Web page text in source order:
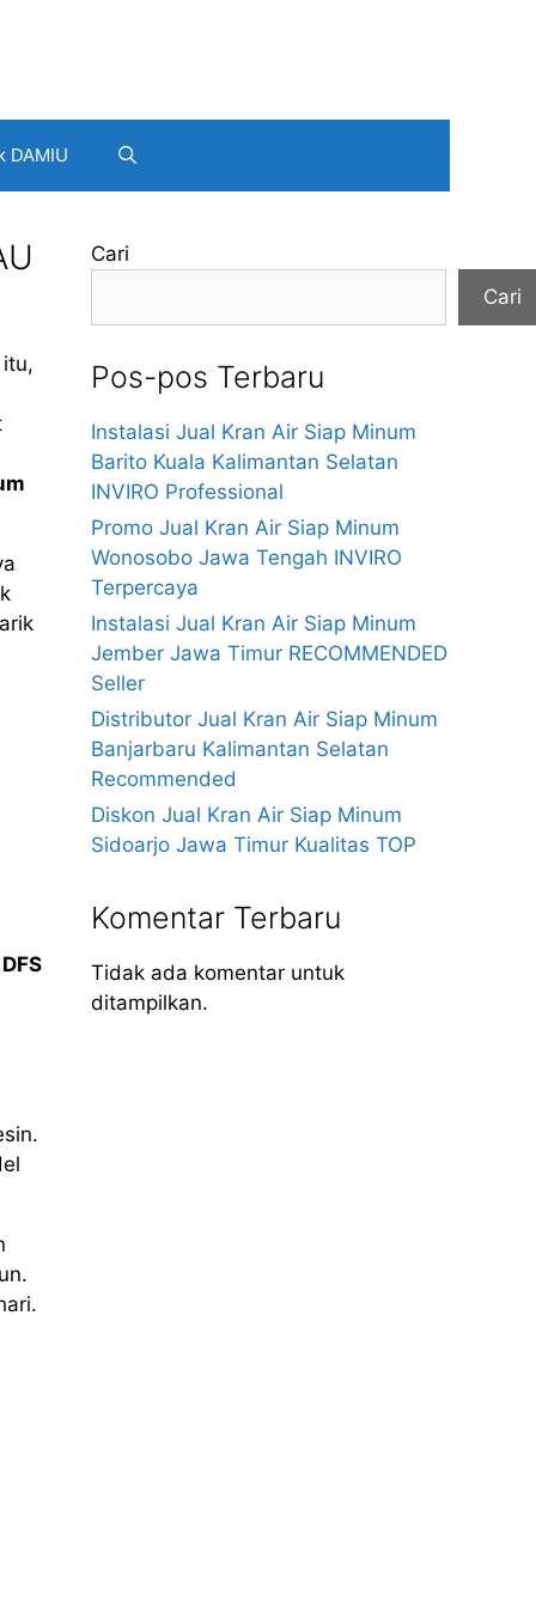
DAMIU
DFS
Cari
Cari
Pos-pos Terbaru
Instalasi Jual Kran Air Siap Minum
Barito Kuala Kalimantan Selatan
INVIRO Professional
Promo Jual Kran Air Siap Minum
Wonosobo Jawa Tengah INVIRO
Terpercaya
Instalasi Jual Kran Air Siap Minum
Jember Jawa Timur RECOMMENDED
Seller
Distributor Jual Kran Air Siap Minum
Banjarbaru Kalimantan Selatan
Recommended
Diskon Jual Kran Air Siap Minum
Sidoarjo Jawa Timur Kualitas TOP
Komentar Terbaru
Tidak ada komentar untuk
ditampilkan.